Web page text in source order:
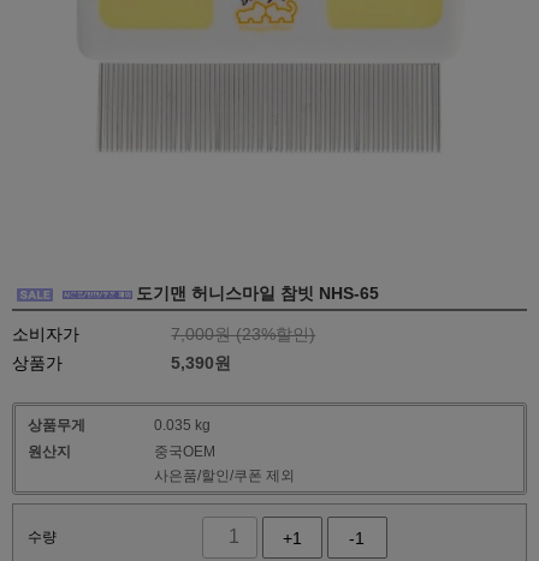
도기맨 허니스마일 참빗 NHS-65
소비자가 7,000원 (23%할인)
상품가
5,390원
상품무게
0.035 kg
원산지
중국OEM
사은품/할인/쿠폰 제외
수량 +1 -1